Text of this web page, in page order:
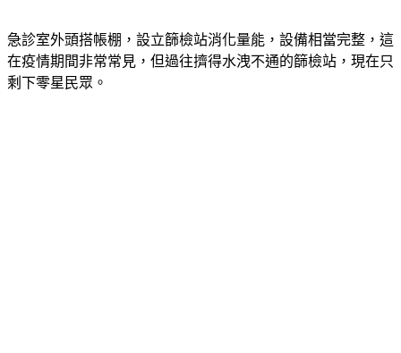
急診室外頭搭帳棚，設立篩檢站消化量能，設備相當完整，這
在疫情期間非常常見，但過往擠得水洩不通的篩檢站，現在只
剩下零星民眾。